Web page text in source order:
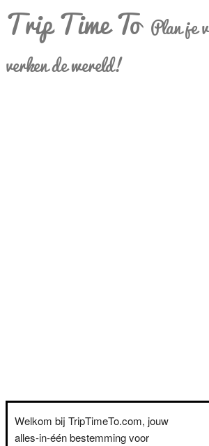
Trip Time To Plan je
verken de wereld!
Welkom bij TripTimeTo.com, jouw
alles-in-één bestemming voor